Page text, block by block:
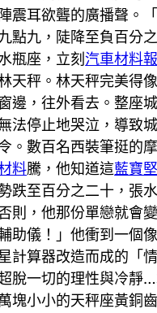
震耳欲聾的廣播聲。
點九，陡降至負百分
瓶座，立刻汽車材料
天秤。林天秤完美得
邊，往外看去。整座
法停止地哭泣，導致
。數百名西裝筆挺的
料騰，他知道這藍寶
跌至百分之二十，張
則，他那份單戀就會
助儀！」他衝到一個
計算器改造而成的「
脫一切的理性與冷靜
塊小小的天秤座黃銅